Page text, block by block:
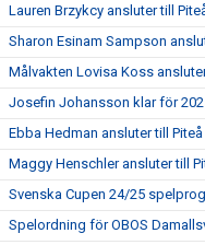
Lauren Brzykcy ansluter till
Sharon Esinam Sampson
Målvakten Lovisa Koss
Josefin Johansson klar för
Ebba Hedman ansluter till Piteå
Maggy Henschler ansluter till
Svenska Cupen 24/25
Spelordning för OBOS